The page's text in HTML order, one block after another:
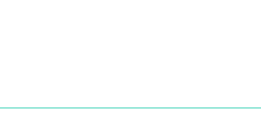
ESTHETIQUE